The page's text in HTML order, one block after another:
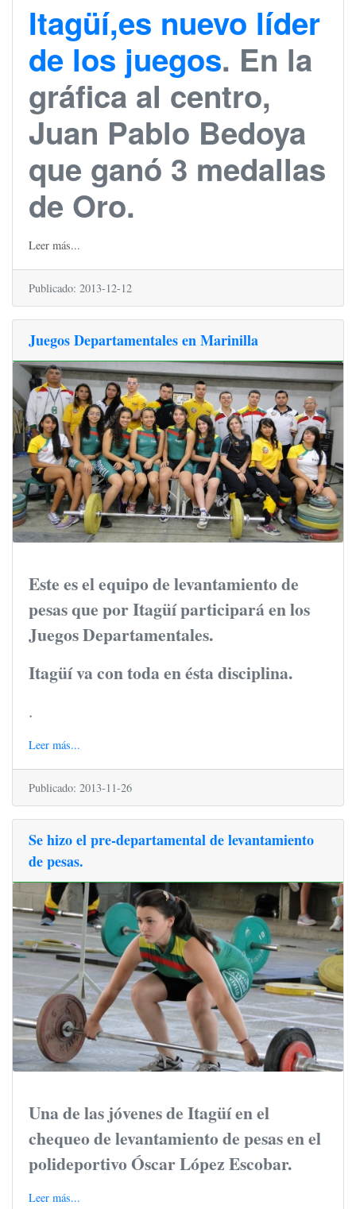
Itagüí,es nuevo líder
de los juegos. En la
gráfica al centro,
Juan Pablo Bedoya
que ganó 3 medallas
de Oro.
Leer más...
Publicado: 2013-12-12
Juegos Departamentales en Marinilla
Este es el equipo de levantamiento de
pesas que por Itagüí participará en los
Juegos Departamentales.
Itagüí va con toda en ésta disciplina.
.
Leer más...
Publicado: 2013-11-26
Se hizo el pre-departamental de levantamiento
de pesas.
Una de las jóvenes de Itagüí en el
chequeo de levantamiento de pesas en el
polideportivo Óscar López Escobar.
Leer más...